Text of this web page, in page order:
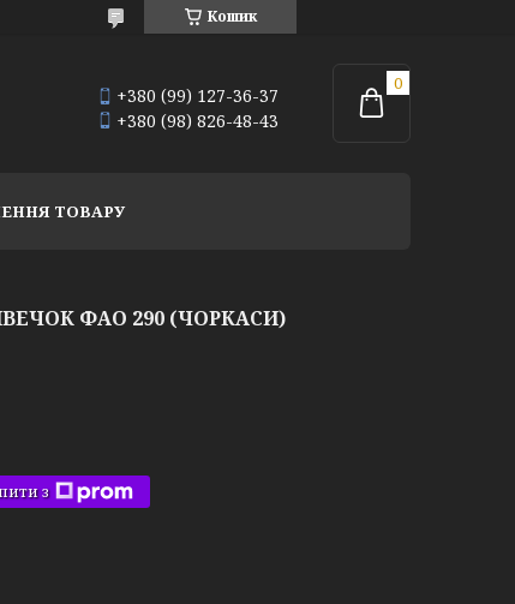
Кошик
+380 (99) 127-36-37
+380 (98) 826-48-43
ТОВАРУ
ФАО 290 (ЧОРКАСИ)
з